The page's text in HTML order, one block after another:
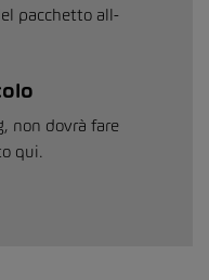
pacchetto all-
non dovrà fare
qui.